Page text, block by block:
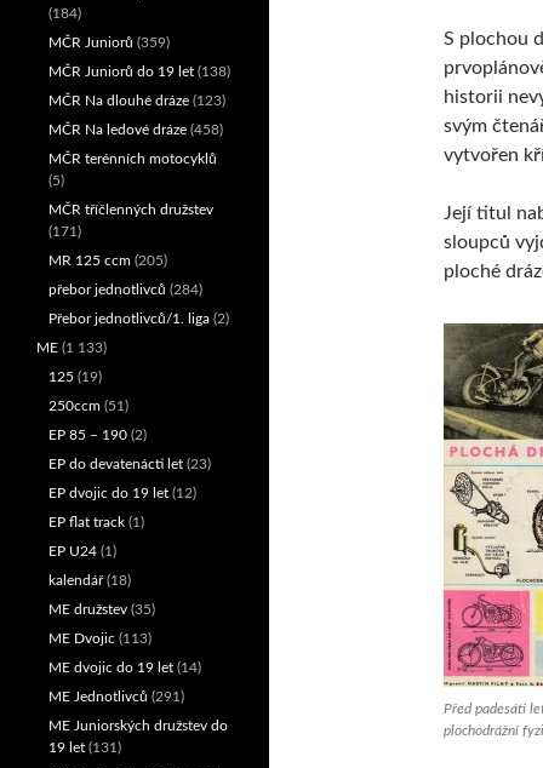
S plochou
historii
svým
vytvořen
Její titul
sloupců
ploché
Před padesáti
plochodrážní
(184)
MČR Juniorů (359)
MČR Juniorů do 19 let (138)
MČR Na dlouhé dráze (123)
MČR Na ledové dráze (458)
MČR terénních motocyklů
(5)
MČR tříčlenných družstev
(171)
MR 125 ccm (205)
přebor jednotlivců (284)
Přebor jednotlivců/1. liga (2)
ME (1 133)
125 (19)
250ccm (51)
EP 85 – 190 (2)
EP do devatenácti let (23)
EP dvojic do 19 let (12)
EP flat track (1)
EP U24 (1)
kalendář(18)
ME družstev (35)
ME Dvojic (113)
ME dvojic do 19 let (14)
ME Jednotlivců (291)
ME Juniorských družstev do
19 let (131)